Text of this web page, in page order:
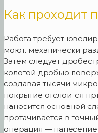
Как проходит
Работа требует
моют, механически
Затем следует
колотой дробью
создавая тысячи
покрытие отслоится
наносится основной
протачивается в
операция — нанесение